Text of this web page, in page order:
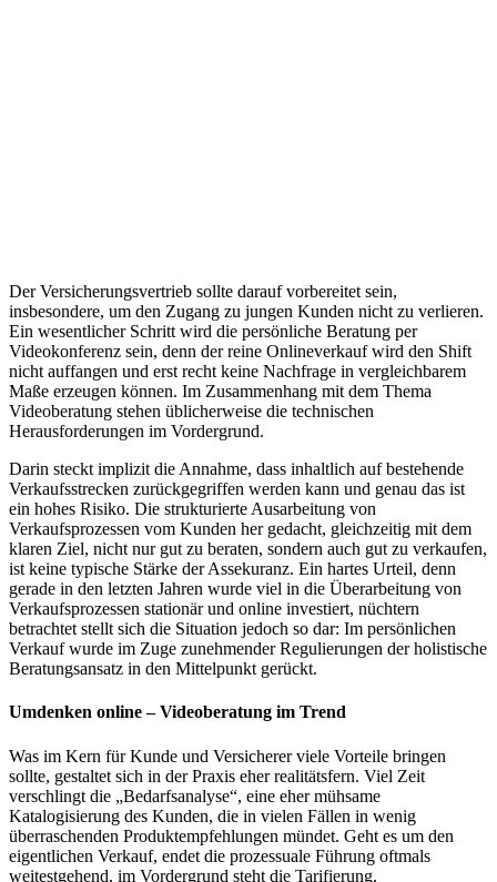
Der Versicherungsvertrieb sollte darauf vorbereitet sein,
insbesondere, um den Zugang zu jungen Kunden nicht zu verlieren.
Ein wesentlicher Schritt wird die persönliche Beratung per
Videokonferenz sein, denn der reine Onlineverkauf wird den Shift
nicht auffangen und erst recht keine Nachfrage in vergleichbarem
Maße erzeugen können. Im Zusammenhang mit dem Thema
Videoberatung stehen üblicherweise die technischen
Herausforderungen im Vordergrund.
Darin steckt implizit die Annahme, dass inhaltlich auf bestehende
Verkaufsstrecken zurückgegriffen werden kann und genau das ist
ein hohes Risiko. Die strukturierte Ausarbeitung von
Verkaufsprozessen vom Kunden her gedacht, gleichzeitig mit dem
klaren Ziel, nicht nur gut zu beraten, sondern auch gut zu verkaufen,
ist keine typische Stärke der Assekuranz. Ein hartes Urteil, denn
gerade in den letzten Jahren wurde viel in die Überarbeitung von
Verkaufsprozessen stationär und online investiert, nüchtern
betrachtet stellt sich die Situation jedoch so dar: Im persönlichen
Verkauf wurde im Zuge zunehmender Regulierungen der holistische
Beratungsansatz in den Mittelpunkt gerückt.
Umdenken online – Videoberatung im Trend
Was im Kern für Kunde und Versicherer viele Vorteile bringen
sollte, gestaltet sich in der Praxis eher realitätsfern. Viel Zeit
verschlingt die „Bedarfsanalyse“, eine eher mühsame
Katalogisierung des Kunden, die in vielen Fällen in wenig
überraschenden Produktempfehlungen mündet. Geht es um den
eigentlichen Verkauf, endet die prozessuale Führung oftmals
weitestgehend, im Vordergrund steht die Tarifierung.